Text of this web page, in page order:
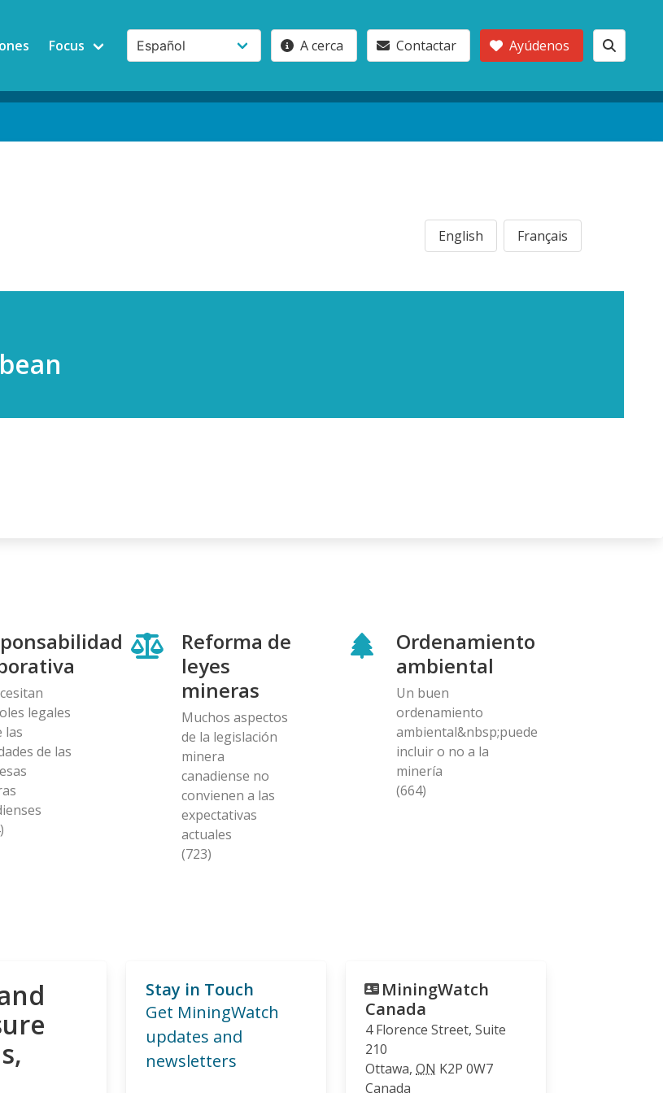
Focus A cerca Contactar Ayúdenos
English Français
legales
las
de las
Reforma de
leyes
mineras
Muchos aspectos
de la legislación
minera
canadiense no
convienen a las
expectativas
actuales
(723)
Ordenamiento
ambiental
Un buen
ordenamiento
ambiental&nbsp;puede
incluir o no a la
minería
(664)
Stay in Touch
Get MiningWatch
updates and
newsletters
MiningWatch
Canada
4 Florence Street, Suite
210
Ottawa, ON K2P 0W7
Canada